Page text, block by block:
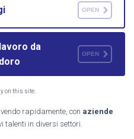
OPEN
da
OPEN
on this site.
rapidamente, con aziende
talenti in diversi settori.